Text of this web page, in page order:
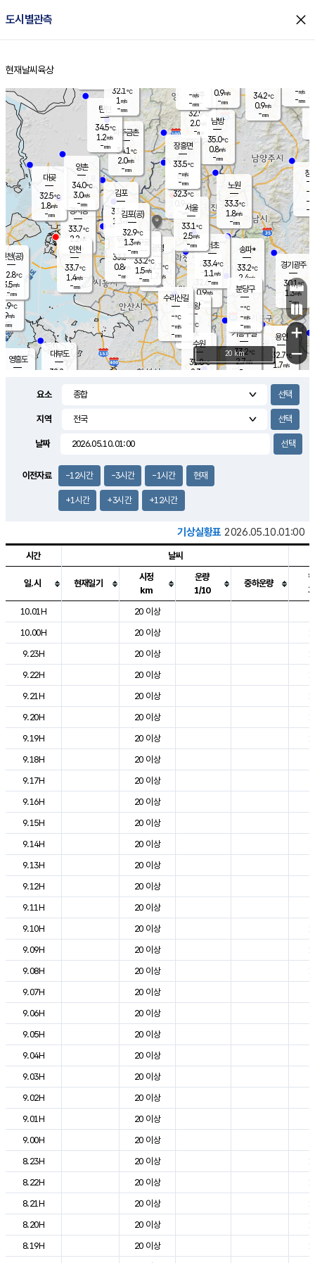
도시별관측 close
홈
현재날씨 육상
의도
℃
m/s
mm
영흥도
양주
32.9℃
2.0
-mm
과천
32.6℃
0.9m/s
- mm
용인
32.7℃
1.7m/s
경기광주
30.1℃
1.3m/s
-mm
2.4m/s
대부도
32.2
경서동
33.7℃
2.2 m/s
-mm
파주금촌
34.1℃
2.0m/s
-mm
34.2℃
0.9m/s
-mm
대곶
32.5℃
1.8m/s
-mm
창
-
-m/
-
탄현
34.5℃
1.2m/s
-mm
-m/s
-mm
의왕
- ℃
m/s
mm
김포
33.5℃
1.3 m/s
mm
광명
32.3 ℃
1.7 m/s
-mm
부천
33.3℃
0.8m/s
-mm
양촌
34.0℃
3.0m/s
-mm
구로
33.2℃
1.5m/s
-mm
은평
32.3℃
0.9 m/s
- mm
노원
33.3℃
1.8m/s
-mm
송파*
33.2℃
2.4m/s
-mm
서초
33.4℃
1.1 m/s
-mm
남방
35.0℃
0.8m/s
-mm
기흥구갈
33.2℃
2.7m/s
-
수리산길
-℃
-m/s
-mm
분당구
-℃
-m/s
-mm
장흥면
33.5℃
-m/s
-mm
-m/s
-mm
인천(공)
32.8℃
3.5m/s
-mm
김포(공)
32.9℃
1.3m/s
-mm
수원
31.8℃
2.3 m/s
인천
33.7℃
1.4m/s
-mm
서울
33.1℃
2.5m/s
-mm
32.1℃
1 m/s
-mm
0.9m/s
-mm
+
−
20 km
요소
지역
날짜
이전자료 -12시간 -3시간 -1시간 현재
+1시간 +3시간 +12시간
기상실황표 2026.05.10.01:00
도시별 기상실황표로 지점, 날씨, 기온, 강수, 바람, 기압등을 안내한 표입
시간 날씨
일.시 현재일기
시정
km
운량
1/10
중하운량
10.01H
20 이상
10.00H
20 이상
9.23H
20 이상
9.22H
20 이상
9.21H
20 이상
9.20H
20 이상
9.19H
20 이상
9.18H
20 이상
9.17H
20 이상
9.16H
20 이상
9.15H
20 이상
9.14H
20 이상
9.13H
20 이상
9.12H
20 이상
9.11H
20 이상
9.10H
20 이상
9.09H
20 이상
9.08H
20 이상
9.07H
20 이상
9.06H
20 이상
9.05H
20 이상
9.04H
20 이상
9.03H
20 이상
9.02H
20 이상
9.01H
20 이상
9.00H
20 이상
8.23H
20 이상
8.22H
20 이상
8.21H
20 이상
8.20H
20 이상
8.19H
20 이상